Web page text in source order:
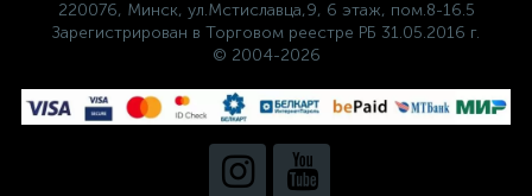
220076, Минск, ул.Мстиславца,9, 6 этаж, пом.8-16.5
Зарегистрирован в Торговом реестре РБ 31.05.2016 г.
© 2004-2026